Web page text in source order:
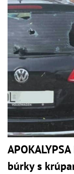
búrky s